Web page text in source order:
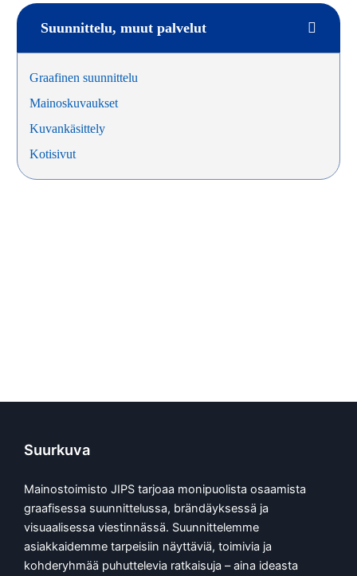
Suunnittelu, muut palvelut
Graafinen suunnittelu
Mainoskuvaukset
Kuvankäsittely
Kotisivut
Suurkuva
Mainostoimisto JIPS tarjoaa monipuolista osaamista
graafisessa suunnittelussa, brändäyksessä ja
visuaalisessa viestinnässä. Suunnittelemme
asiakkaidemme tarpeisiin näyttäviä, toimivia ja
kohderyhmää puhuttelevia ratkaisuja – aina ideasta